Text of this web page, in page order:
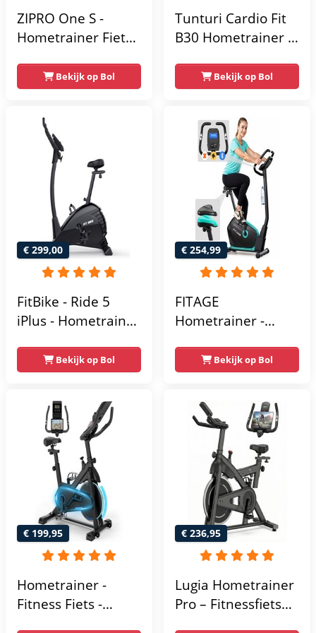
ZIPRO One S -
Hometrainer Fiets -
Magnetische Fiets -
Hartslagsensoren -
Gemakkelijk te
transporteren -
Antislippedalen -
Homegym -
Stabiele structuur -
gebruikersgewicht
110 kg - Zwart en
Blauw
Bekijk op Bol
Tunturi Cardio Fit
B30 Hometrainer -
weerstandsniveaus
- Tablethouder -
Hartslagfunctie en
transportwielen
Bekijk op Bol
€ 299,00
FitBike - Ride 5
iPlus - Hometrainer
Trainingsprogramma's
- Hartslagsensoren
Bekijk op Bol
€ 254,99
FITAGE
Hometrainer -
Weerstandsniveaus
- Tablethouder
voor Bluetooth
Kinomap & Zwift -
Fiets Lage Instap,
Ergonomisch & Stil
- Hometrainers
Fitness voor Thuis
Bekijk op Bol
€ 199,95
Hometrainer -
Fitness Fiets -
€ 236,95
Lugia Hometrainer
Pro – Fitnessfiets